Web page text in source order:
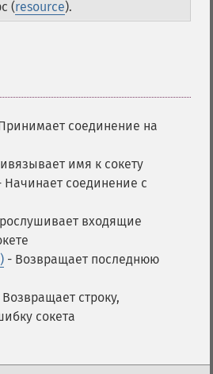
(resource).
соединение на
имя к сокету
Начинает соединение с
входящие
- Возвращает последнюю
Возвращает строку,
сокета